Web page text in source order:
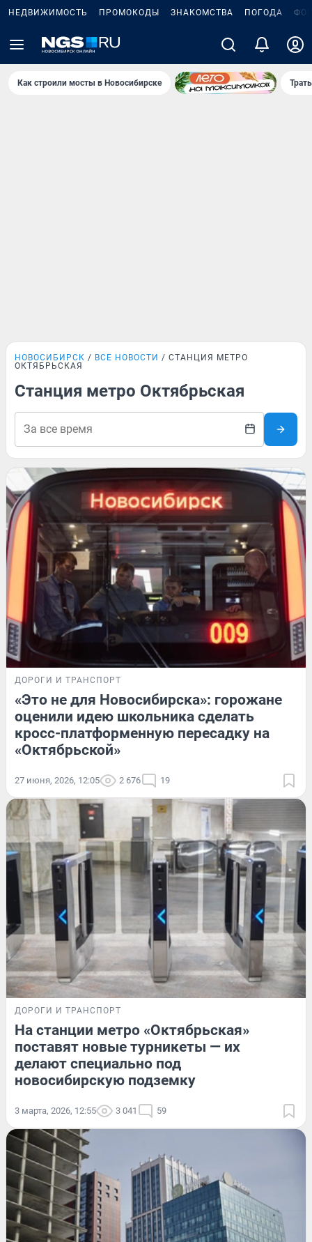
НЕДВИЖИМОСТЬ ПРОМОКОДЫ ЗНАКОМСТВА ПОГОДА
Как строили мосты в Новосибирске
НОВОСИБИРСК ВСЕ НОВОСТИ
СТАНЦИЯ МЕТРО
ОКТЯБРЬСКАЯ
Станция метро Октябрьская
ДОРОГИ И ТРАНСПОРТ
«Это не для Новосибирска»: горожане
оценили идею школьника сделать
кросс-платформенную пересадку на
«Октябрьской»
27 июня, 2026, 12:05 2 676 19
ДОРОГИ И ТРАНСПОРТ
На станции метро «Октябрьская»
поставят новые турникеты — их
делают специально под
новосибирскую подземку
3 марта, 2026, 12:55 3 041 59